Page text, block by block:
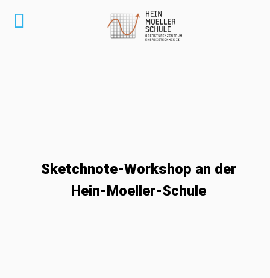
Sketchnote-Workshop an der
Hein-Moeller-Schule